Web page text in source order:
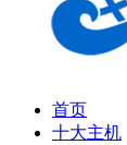
首页
十大主机